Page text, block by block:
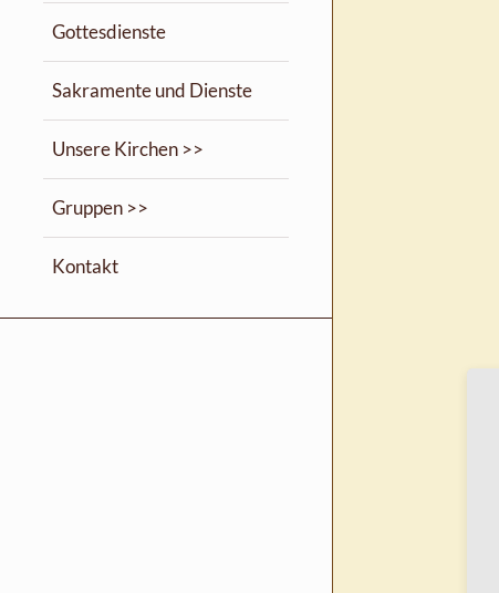
Gottesdienste
Sakramente und Dienste
Unsere Kirchen >>
Gruppen >>
Kontakt